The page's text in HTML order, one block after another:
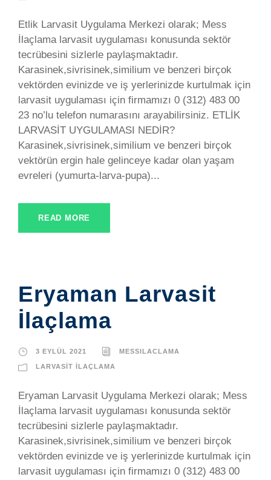
Etlik Larvasit Uygulama Merkezi olarak; Mess
İlaçlama larvasit uygulaması konusunda sektör
tecrübesini sizlerle paylaşmaktadır.
Karasinek,sivrisinek,similium ve benzeri birçok
vektörden evinizde ve iş yerlerinizde kurtulmak için
larvasit uygulaması için firmamızı 0 (312) 483 00
23 no’lu telefon numarasını arayabilirsiniz. ETLİK
LARVASİT UYGULAMASI NEDİR?
Karasinek,sivrisinek,similium ve benzeri birçok
vektörün ergin hale gelinceye kadar olan yaşam
evreleri (yumurta-larva-pupa)...
READ MORE
Eryaman Larvasit
İlaçlama
3 EYLÜL 2021 MESSILACLAMA
LARVASIT İLAÇLAMA
Eryaman Larvasit Uygulama Merkezi olarak; Mess
İlaçlama larvasit uygulaması konusunda sektör
tecrübesini sizlerle paylaşmaktadır.
Karasinek,sivrisinek,similium ve benzeri birçok
vektörden evinizde ve iş yerlerinizde kurtulmak için
larvasit uygulaması için firmamızı 0 (312) 483 00